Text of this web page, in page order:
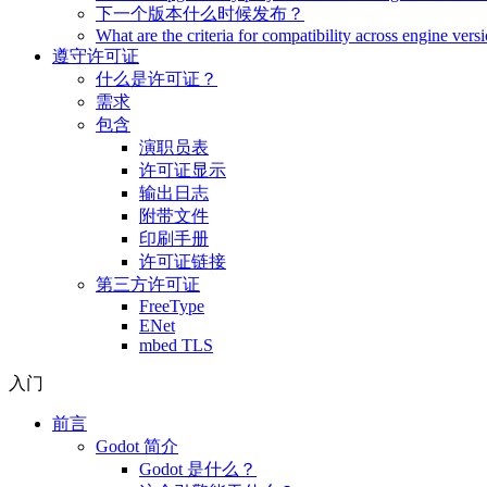
下一个版本什么时候发布？
What are the criteria for compatibility across engine
遵守许可证
什么是许可证？
需求
包含
演职员表
许可证显示
输出日志
附带文件
印刷手册
许可证链接
第三方许可证
FreeType
ENet
mbed TLS
入门
前言
Godot 简介
Godot 是什么？